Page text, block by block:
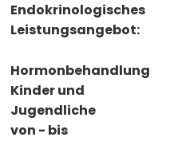
Endokrinologisches
Leistungsangebot:
Hormonbehandlung
Kinder und
Jugendliche
von - bis